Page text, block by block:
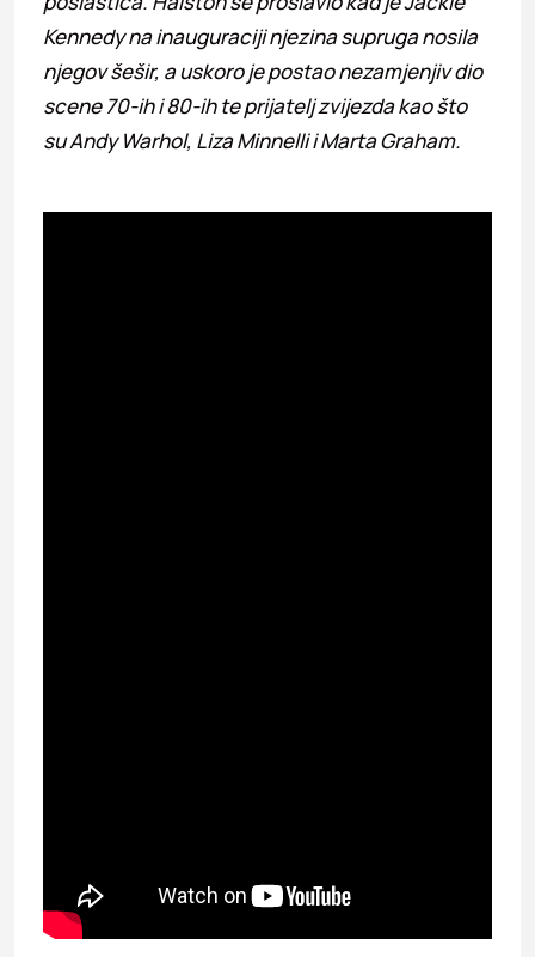
Kennedy na inauguraciji njezina supruga nosila
njegov šešir, a uskoro je postao nezamjenjiv dio
scene 70-ih i 80-ih te prijatelj zvijezda kao što
su Andy Warhol, Liza Minnelli i Marta Graham.